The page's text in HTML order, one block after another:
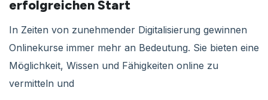
erfolgreichen Start
In Zeiten von zunehmender Digitalisierung gewinnen
Onlinekurse immer mehr an Bedeutung. Sie bieten eine
Möglichkeit, Wissen und Fähigkeiten online zu
vermitteln und